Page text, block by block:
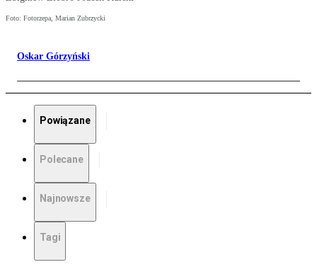
Foto: Fotorzepa, Marian Zubrzycki
Oskar Górzyński
Powiązane
Polecane
Najnowsze
Tagi